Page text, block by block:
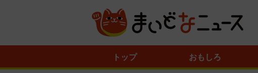
トップ おもしろ